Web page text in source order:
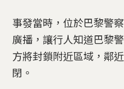
事發當時，位於巴黎警
廣播，讓行人知道巴黎
方將封鎖附近區域，鄰
閉。